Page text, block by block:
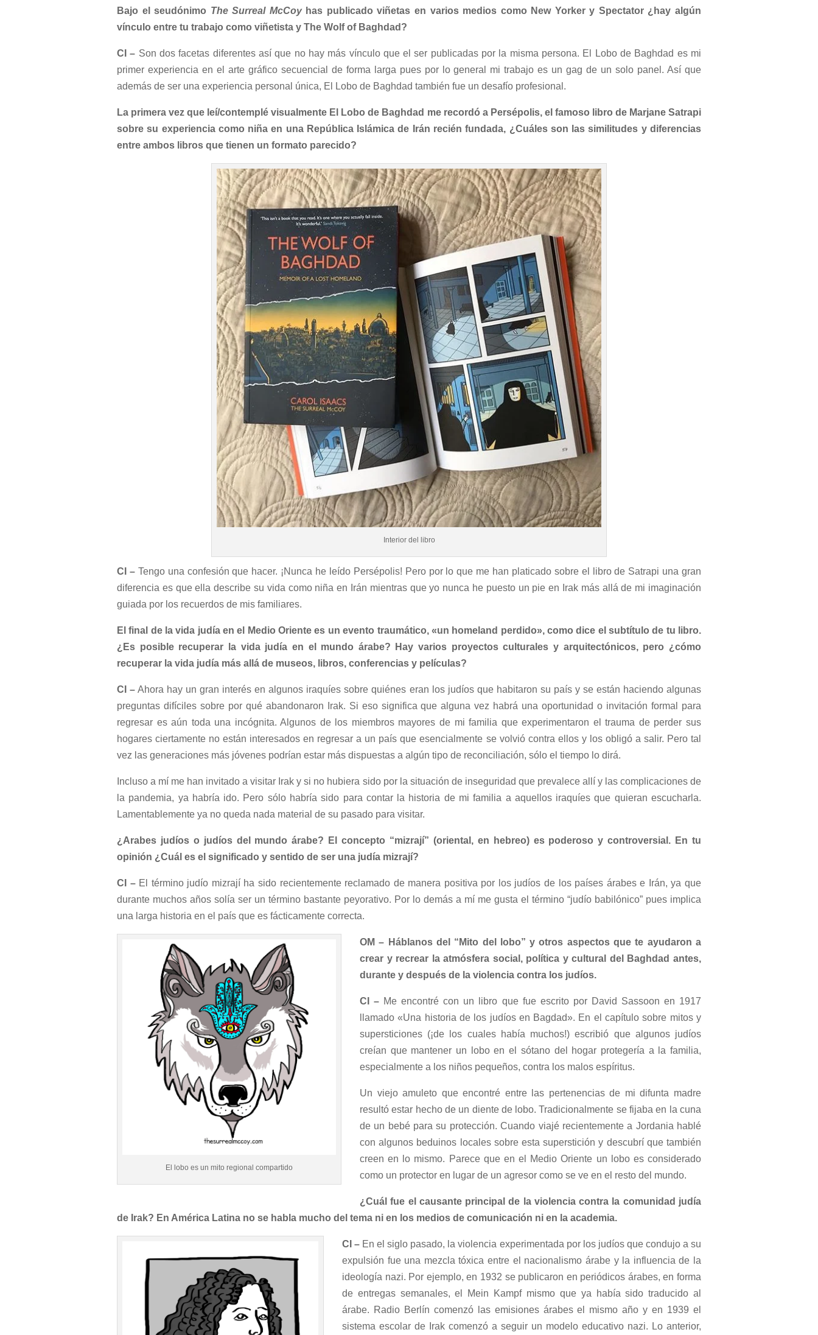
Bajo el seudónimo The Surreal McCoyhas publicado viñetas en varios medios como New Yorker y Spectator ¿hay algún
vínculo entre tu trabajo como viñetista y The Wolf of Baghdad?
CI – Son dos facetas diferentes así que no hay más vínculo que el ser publicadas por la misma persona. El Lobo de Baghdad es mi
primer experiencia en el arte gráfico secuencial de forma larga pues por lo general mi trabajo es un gag de un solo panel. Así que
además de ser una experiencia personal única, El Lobo de Baghdad también fue un desafío profesional.
La primera vez que leí/contemplé visualmente El Lobo de Baghdad me recordó a Persépolis, el famoso libro de Marjane Satrapi
sobre su experiencia como niña en una República Islámica de Irán recién fundada, ¿Cuáles son las similitudes y diferencias
entre ambos libros que tienen un formato parecido?
Interior del libro
CI –Tengo una confesión que hacer. ¡Nunca he leído Persépolis! Pero por lo que me han platicado sobre el libro de Satrapi una gran
diferencia es que ella describe su vida como niña en Irán mientras que yo nunca he puesto un pie en Irak más allá de mi imaginación
guiada por los recuerdos de mis familiares.
El final de la vida judía en el Medio Oriente es un evento traumático, «un homeland perdido», como dice el subtítulo de tu libro.
¿Es posible recuperar la vida judía en el mundo árabe? Hay varios proyectos culturales y arquitectónicos, pero ¿cómo
recuperar la vida judía más allá de museos, libros, conferencias y películas?
CI – Ahora hay un gran interés en algunos iraquíes sobre quiénes eran los judíos que habitaron su país y se están haciendo algunas
preguntas difíciles sobre por qué abandonaron Irak. Si eso significa que alguna vez habrá una oportunidad o invitación formal para
regresar es aún toda una incógnita. Algunos de los miembros mayores de mi familia que experimentaron el trauma de perder sus
hogares ciertamente no están interesados en regresar a un país que esencialmente se volvió contra ellos y los obligó a salir. Pero tal
vez las generaciones más jóvenes podrían estar más dispuestas a algún tipo de reconciliación, sólo el tiempo lo dirá.
Incluso a mí me han invitado a visitar Irak y si no hubiera sido por la situación de inseguridad que prevalece allí y las complicaciones de
la pandemia, ya habría ido. Pero sólo habría sido para contar la historia de mi familia a aquellos iraquíes que quieran escucharla.
Lamentablemente ya no queda nada material de su pasado para visitar.
¿Arabes judíos o judíos del mundo árabe? El concepto “mizrají” (oriental, en hebreo) es poderoso y controversial. En tu
opinión ¿Cuál es el significado y sentido de ser una judía mizrají?
CI –El término judío mizrají ha sido recientemente reclamado de manera positiva por los judíos de los países árabes e Irán, ya que
durante muchos años solía ser un término bastante peyorativo. Por lo demás a mí me gusta el término “judío babilónico” pues implica
una larga historia en el país que es fácticamente correcta.
El lobo es un mito regional compartido
OM – Háblanos del “Mito del lobo” y otros aspectos que te ayudaron a
crear y recrear la atmósfera social, política y cultural del Baghdad antes,
durante y después de la violencia contra los judíos.
CI – Me encontré con un libro que fue escrito por David Sassoon en 1917
llamado «Una historia de los judíos en Bagdad». En el capítulo sobre mitos y
supersticiones (¡de los cuales había muchos!) escribió que algunos judíos
creían que mantener un lobo en el sótano del hogar protegería a la familia,
especialmente a los niños pequeños, contra los malos espíritus.
Un viejo amuleto que encontré entre las pertenencias de mi difunta madre
resultó estar hecho de un diente de lobo. Tradicionalmente se fijaba en la cuna
de un bebé para su protección. Cuando viajé recientemente a Jordania hablé
con algunos beduinos locales sobre esta superstición y descubrí que también
creen en lo mismo. Parece que en el Medio Oriente un lobo es considerado
como un protector en lugar de un agresor como se ve en el resto del mundo.
¿Cuál fue el causante principal de la violencia contra la comunidad judía
de Irak? En América Latina no se habla mucho del tema ni en los medios de comunicación ni en la academia.
CI – En el siglo pasado, la violencia experimentada por los judíos que condujo a su
expulsión fue una mezcla tóxica entre el nacionalismo árabe y la influencia de la
ideología nazi. Por ejemplo, en 1932 se publicaron en periódicos árabes, en forma
de entregas semanales, el Mein Kampf mismo que ya había sido traducido al
árabe. Radio Berlín comenzó las emisiones árabes el mismo año y en 1939 el
sistema escolar de Irak comenzó a seguir un modelo educativo nazi. Lo anterior,